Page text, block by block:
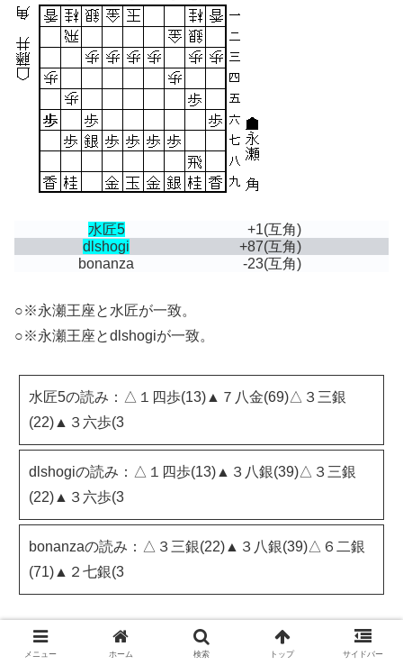
水匠5 +1(互角)
dlshogi
+87(互角)
bonanza
-23(互角)
○※永瀬王座と水匠が一致。
○※永瀬王座とdlshogiが一致。
水匠5の読み：△１四歩(13)▲７八金(69)△３三銀
(22)▲３六歩(3
dlshogiの読み：△１四歩(13)▲３八銀(39)△３三銀
(22)▲３六歩(3
bonanzaの読み：△３三銀(22)▲３八銀(39)△６二銀
(71)▲２七銀(3
△１四歩
メニュー ホーム 検索 トップ サイドバー